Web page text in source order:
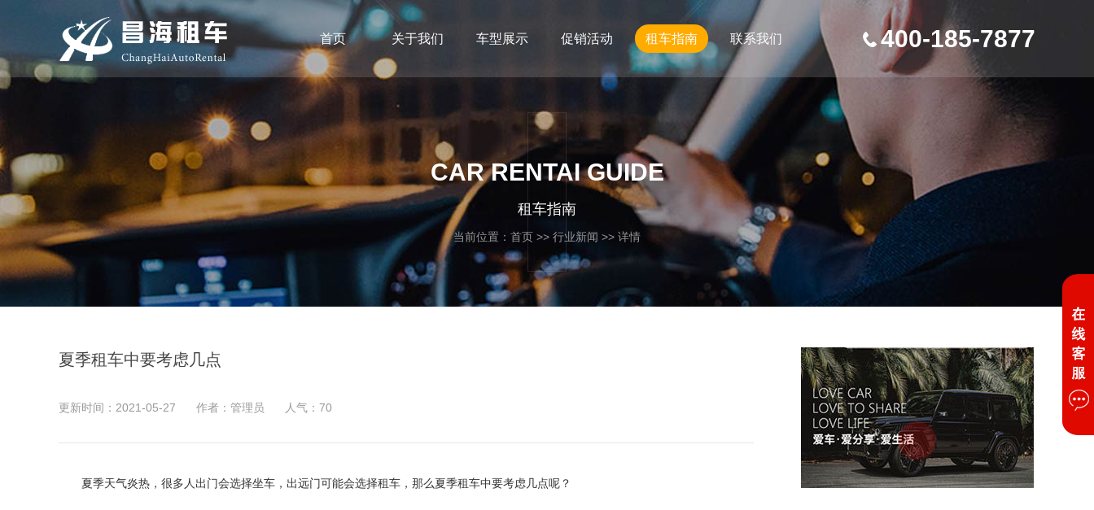
首页 关于我们 车型展示 促销活动 租车指南 联系我们 400-185-7877
CAR RENTAI GUIDE
租车指南
当前位置： 首页 >> 行业新闻 >> 详情
夏季租车中要考虑几点
更新时间：2021-05-27 作者：管理员 人气： 70
夏季天气炎热，很多人出门会选择坐车，出远门可能会选择租车，那么夏季租车中要考虑几点呢？